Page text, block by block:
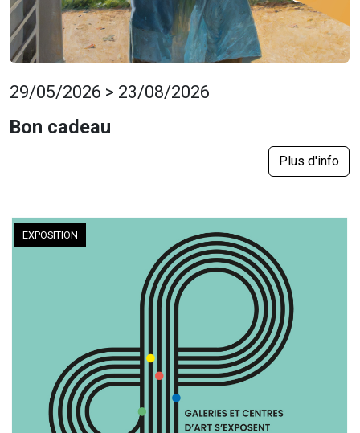
29/05/2026 > 23/08/2026
Bon cadeau
Plus d'info
EXPOSITION